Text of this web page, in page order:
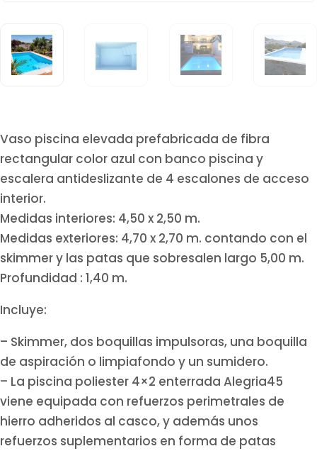
Vaso piscina elevada prefabricada de fibra
rectangular color azul con banco piscina y
escalera antideslizante de 4 escalones de acceso
interior.
Medidas interiores: 4,50 x 2,50 m.
Medidas exteriores: 4,70 x 2,70 m. contando con el
skimmer y las patas que sobresalen largo 5,00 m.
Profundidad : 1,40 m.
Incluye:
– Skimmer, dos boquillas impulsoras, una boquilla
de aspiración o limpiafondo y un sumidero.
– La piscina poliester 4×2 enterrada Alegria45
viene equipada con refuerzos perimetrales de
hierro adheridos al casco, y además unos
refuerzos suplementarios en forma de patas